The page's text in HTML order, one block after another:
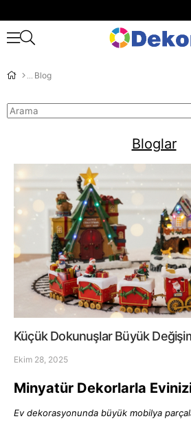
Blog
Bloglar
Küçük Dokunuşlar Büyük
Ekim 28, 2025
Minyatür Dekorlarla
Ev dekorasyonunda büyük mobilya